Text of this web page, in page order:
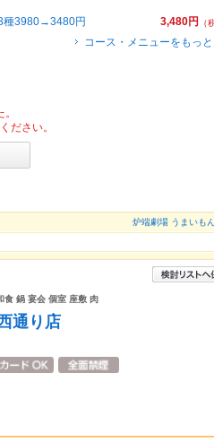
3,480円
（
種3980→3480円
コース・メニューをもっ
ださい。
炉端劇場 うまいも
食 鍋 宴会 個室 座敷 肉
通り店